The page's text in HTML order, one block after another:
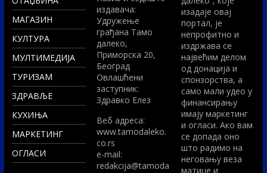
МАГАЗИН
КУЛТУРА
МУЛТИМЕДИЈА
ТУРИЗАМ
ЗДРАВЉЕ
КУХИЊА
МАРКЕТИНГ
ОГЛАСИ
издавача:
Удружење
грађана Тамо
далеко,
Приморска 20,
Београд
Овлашћени
заступник:
Здравко Елез
Вeб адреса:
www.tamodaleko.
co.rs
e-mail:
redakcija@tamoda
изадаје овај
портал, је
непрофитно и
издржава се
највећим делом
од донација и
спонзорства, а
само мали удео у
финансирању
имају маркетинг
и огласи. Ако вам
се допада оно
што радимо на
неговању веза
матице и